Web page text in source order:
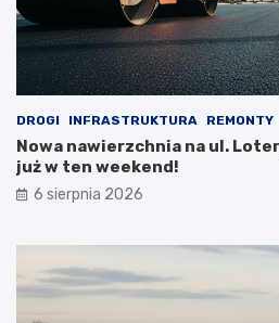
DROGI INFRASTRUKTURA REMONTY
Nowa nawierzchnia na ul.
już w ten weekend!
6 sierpnia 2026